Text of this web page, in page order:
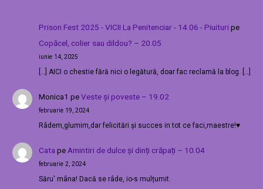
Prison Fest 2025 - VICII La Penitenciar - 14.06 - Piuituripe
Copăcel, colier sau dildou? – 20.05
iunie 14, 2025
[…] AICI o chestie fără nici o legătură, doar fac reclamă la blog. […]
Monica1 peVeste și poveste – 19.02
februarie 19, 2024
Râdem,glumim,dar felicitări și succes in tot ce faci,maestre!♥️
Cata pe Amintiri de dulce și dinți crăpați – 10.04
februarie 2, 2024
Săru' mâna! Dacă se râde, io-s mulțumit.